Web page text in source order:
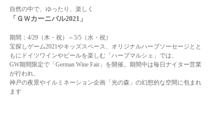
自然の中で、ゆったり、楽しく
「ＧＷカーニバル2021」
期間：4/29（木・祝）～5/5（水・祝）
宝探しゲーム2021やキッズスペース、オリジナルハーブソーセージとと
もにドイツワインやビールを楽しむ「ハーブマルシェ」では、
GW期間限定で「German Wine Fair」を開催。期間中は毎日ナイター営業
が行われ、
神戸の夜景やイルミネーション企画「光の森」の幻想的な空間に包まれ
ます